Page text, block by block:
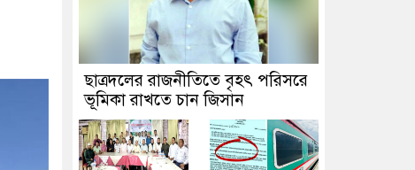
ছাত্রদলের রাজনীতিতে বৃহৎ পরিসরে
ভূমিকা রাখতে চান জিসান